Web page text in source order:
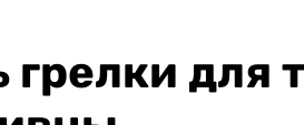
грелки для